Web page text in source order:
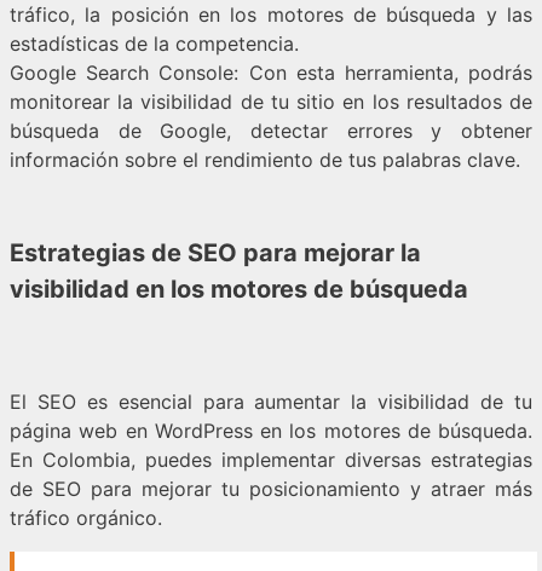
tráfico, la posición en los motores de búsqueda y las
estadísticas de la competencia.
Google Search Console: Con esta herramienta, podrás
monitorear la visibilidad de tu sitio en los resultados de
búsqueda de Google, detectar errores y obtener
información sobre el rendimiento de tus palabras clave.
Estrategias de SEO para mejorar la
visibilidad en los motores de búsqueda
El SEO es esencial para aumentar la visibilidad de tu
página web en WordPress en los motores de búsqueda.
En Colombia, puedes implementar diversas estrategias
de SEO para mejorar tu posicionamiento y atraer más
tráfico orgánico.